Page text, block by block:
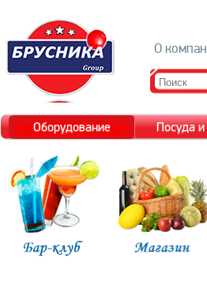
О
Оборудование Посуда